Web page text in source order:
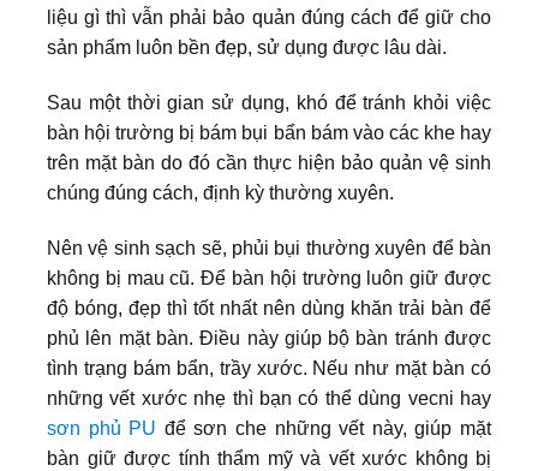
liệu gì thì vẫn phải bảo quản đúng cách để giữ cho
sản phẩm luôn bền đẹp, sử dụng được lâu dài.
Sau một thời gian sử dụng, khó để tránh khỏi việc
bàn hội trường bị bám bụi bẩn bám vào các khe hay
trên mặt bàn do đó cần thực hiện bảo quản vệ sinh
chúng đúng cách, định kỳ thường xuyên.
Nên vệ sinh sạch sẽ, phủi bụi thường xuyên để bàn
không bị mau cũ. Để bàn hội trường luôn giữ được
độ bóng, đẹp thì tốt nhất nên dùng khăn trải bàn để
phủ lên mặt bàn. Điều này giúp bộ bàn tránh được
tình trạng bám bẩn, trầy xước. Nếu như mặt bàn có
những vết xước nhẹ thì bạn có thể dùng vecni hay
sơn phủ PU để sơn che những vết này, giúp mặt
bàn giữ được tính thẩm mỹ và vết xước không bị